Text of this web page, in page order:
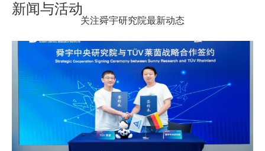
新闻与活动
关注舜宇研究院最新动态